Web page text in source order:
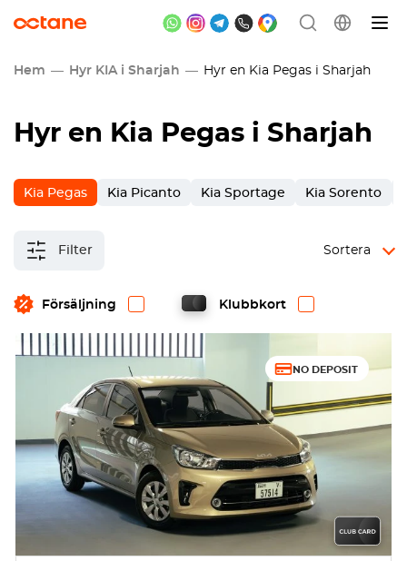
Hem Hyr KIA i Sharjah Hyr en Kia Pegas i Sharjah
Hyr en Kia Pegas i Sharjah
Kia Pegas Kia Picanto Kia Sportage Kia Sorento
Filter
Försäljning Klubbkort
Sortera
NO DEPOSIT